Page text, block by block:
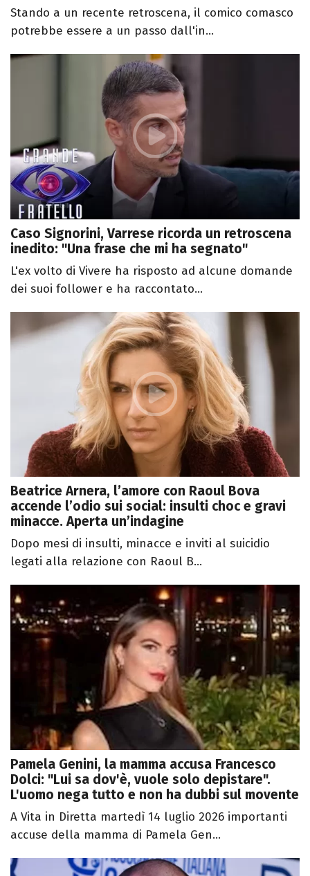
Stando a un recente retroscena, il comico comasco
potrebbe essere a un passo dall'in...
Caso Signorini, Varrese ricorda un retroscena
inedito: "Una frase che mi ha segnato"
L'ex volto di Vivere ha risposto ad alcune domande
dei suoi follower e ha raccontato...
Beatrice Arnera, l’amore con Raoul Bova
accende l’odio sui social: insulti choc e gravi
minacce. Aperta un’indagine
Dopo mesi di insulti, minacce e inviti al suicidio
legati alla relazione con Raoul B...
Pamela Genini, la mamma accusa Francesco
Dolci: "Lui sa dov'è, vuole solo depistare".
L'uomo nega tutto e non ha dubbi sul movente
A Vita in Diretta martedì 14 luglio 2026 importanti
accuse della mamma di Pamela Gen...